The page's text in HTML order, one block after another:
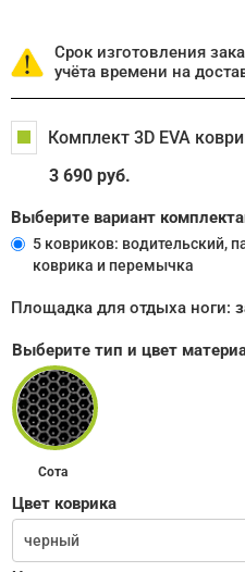
Срок изготовления
учёта времени на
Комплект 3D EVA
3 690 руб.
Выберите вариант
5 ковриков: водительский,
коврика и перемычка
Площадка для отдыха ноги:
Выберите тип и цвет
Сота
Цвет коврика